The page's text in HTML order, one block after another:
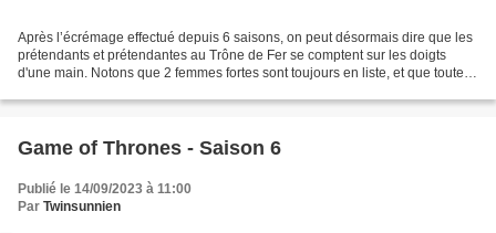
Après l’écrémage effectué depuis 6 saisons, on peut désormais dire que les
prétendants et prétendantes au Trône de Fer se comptent sur les doigts
d'une main. Notons que 2 femmes fortes sont toujours en liste, et que toutes
Game of Thrones - Saison 6
Publié le 14/09/2023 à 11:00
Par Twinsunnien